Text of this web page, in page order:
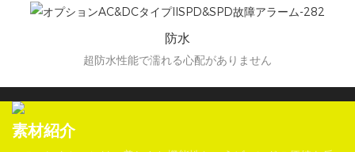
防水
超防水性能で濡れる心配がありません
素材紹介